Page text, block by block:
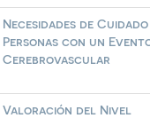
Necesidades de Cuidado
Personas con un
Cerebrovascular
Valoración del Nivel